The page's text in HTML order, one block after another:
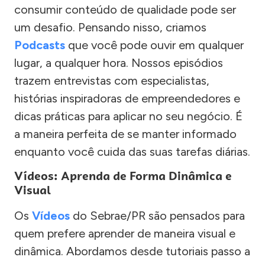
consumir conteúdo de qualidade pode ser
um desafio. Pensando nisso, criamos
Podcasts que você pode ouvir em qualquer
lugar, a qualquer hora. Nossos episódios
trazem entrevistas com especialistas,
histórias inspiradoras de empreendedores e
dicas práticas para aplicar no seu negócio. É
a maneira perfeita de se manter informado
enquanto você cuida das suas tarefas diárias.
Vídeos: Aprenda de Forma Dinâmica e
Visual
Os Vídeos do Sebrae/PR são pensados para
quem prefere aprender de maneira visual e
dinâmica. Abordamos desde tutoriais passo a